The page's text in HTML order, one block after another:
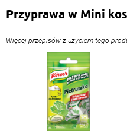
Przyprawa w Mini
Więcej przepisów z użyciem tego